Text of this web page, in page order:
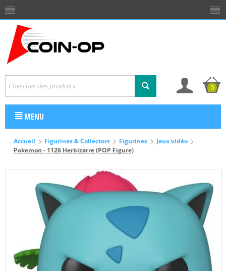
0
MENU
Accueil Figurines & Collectors Figurines
Jeux vidéo
Pokemon - 1126 Herbizarre (POP Figure)